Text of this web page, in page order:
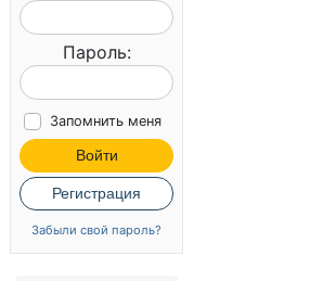
Пароль:
Запомнить меня
Войти
Регистрация
Забыли свой пароль?